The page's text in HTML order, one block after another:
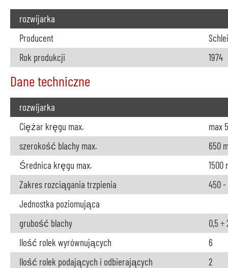
rozwijarka
Producent
Rok produkcji
1974
Dane techniczne
rozwijarka
Ciężar kręgu max.
max
szerokość blachy max.
650
Średnica kręgu max.
1500
Zakres rozciągania trzpienia
450 -
Jednostka poziomująca
grubość blachy
0,5 ÷
Ilość rolek wyrównujących
6
Ilość rolek podających i odbierających
2